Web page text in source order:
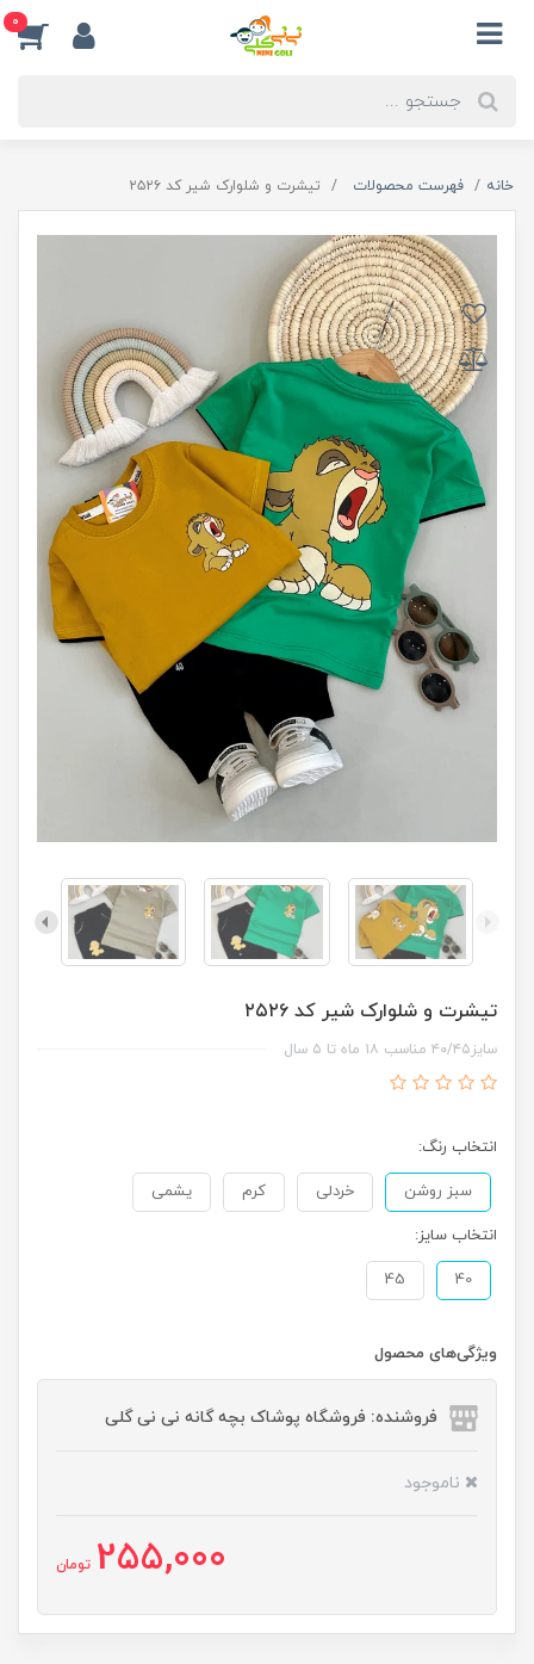
0
خانه فهرست محصولات تیشرت و شلوارک شیر کد ۲۵۲۶
تیشرت و شلوارک شیر کد ۲۵۲۶
سایز۴۰/۴۵ مناسب ۱۸ ماه تا ۵ سال
انتخاب رنگ:
سبز روشن خردلی کرم یشمی
انتخاب سایز:
40
45
ویژگی‌های محصول
فروشنده: فروشگاه پوشاک بچه گانه نی نی گلی
ناموجود
255,000 تومان